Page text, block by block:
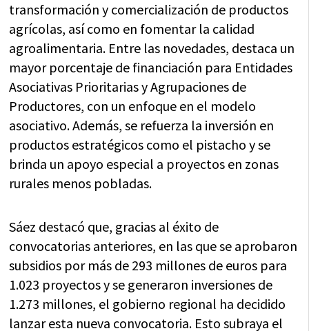
transformación y comercialización de productos
agrícolas, así como en fomentar la calidad
agroalimentaria. Entre las novedades, destaca un
mayor porcentaje de financiación para Entidades
Asociativas Prioritarias y Agrupaciones de
Productores, con un enfoque en el modelo
asociativo. Además, se refuerza la inversión en
productos estratégicos como el pistacho y se
brinda un apoyo especial a proyectos en zonas
rurales menos pobladas.
Sáez destacó que, gracias al éxito de
convocatorias anteriores, en las que se aprobaron
subsidios por más de 293 millones de euros para
1.023 proyectos y se generaron inversiones de
1.273 millones, el gobierno regional ha decidido
lanzar esta nueva convocatoria. Esto subraya el